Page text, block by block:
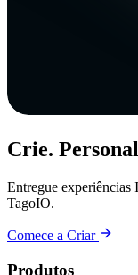
Crie.
Entregue experiências
TagoIO.
Comece a Criar
Produtos